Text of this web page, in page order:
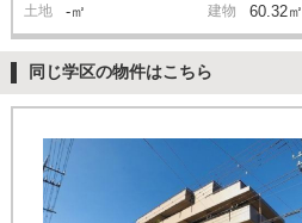
土地 -㎡ 建物 60.32㎡
同じ学区の物件はこちら